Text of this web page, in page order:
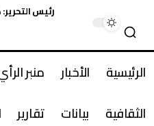
رئيس
الرئيسية الأخبار منبر
الثقافية
بيانات تقارير